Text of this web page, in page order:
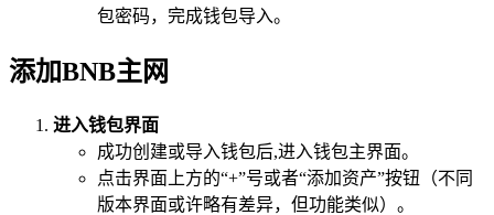
包密码，完成钱包导入。
添加BNB主网
进入钱包界面
成功创建或导入钱包后,进入钱包主界面。
点击界面上方的“+”号或者“添加资产”按钮（不同
版本界面或许略有差异，但功能类似）。